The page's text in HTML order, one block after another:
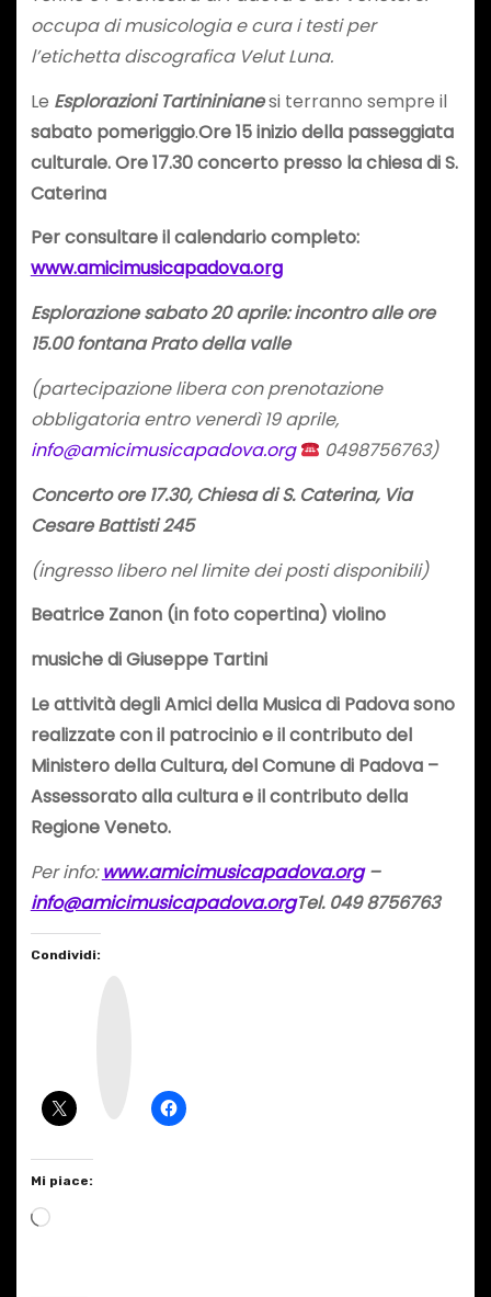
occupa di musicologia e cura i testi per
l’etichetta discografica Velut Luna.
Le Esplorazioni Tartininianesi terranno sempre il
sabato pomeriggio.Ore 15 inizio della passeggiata
culturale. Ore 17.30 concerto presso la chiesa di S.
Caterina
Per consultare il calendario completo:
www.amicimusicapadova.org
Esplorazione sabato 20 aprile: incontro alle ore
15.00fontana Prato della valle
(partecipazione libera con prenotazione
obbligatoria entro venerdì 19 aprile,
info@amicimusicapadova.org
0498756763)
Concerto ore 17.30, Chiesa di S. Caterina, Via
Cesare Battisti 245
(ingresso libero nel limite dei posti disponibili)
Beatrice Zanon (in foto copertina) violino
musiche di Giuseppe Tartini
Le attività degli Amici della Musica di Padova sono
realizzate con il patrocinio e il contributo del
Ministero della Cultura, del Comune di Padova –
Assessorato alla cultura e il contributo della
Regione Veneto.
Per info:www.amicimusicapadova.org–
info@amicimusicapadova.orgTel. 049 8756763
Condividi:
Mi piace:
C